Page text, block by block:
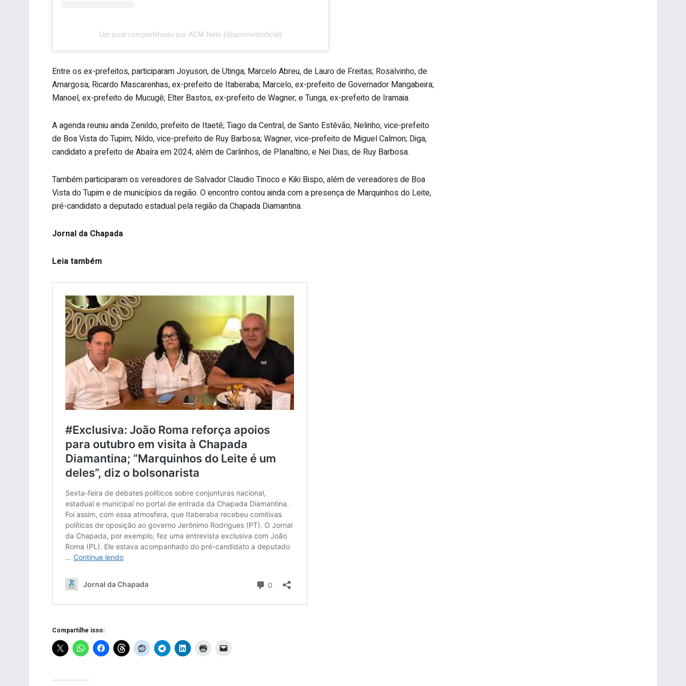
Um post compartilhado por ACM Neto (@acmnetooficial)
Entre os ex-prefeitos, participaram Joyuson, de Utinga; Marcelo Abreu, de Lauro de Freitas; Rosalvinho, de
Amargosa; Ricardo Mascarenhas, ex-prefeito de Itaberaba; Marcelo, ex-prefeito de Governador Mangabeira;
Manoel, ex-prefeito de Mucugê; Elter Bastos, ex-prefeito de Wagner; e Tunga, ex-prefeito de Iramaia.
A agenda reuniu ainda Zenildo, prefeito de Itaetê; Tiago da Central, de Santo Estêvão; Nelinho, vice-prefeito
de Boa Vista do Tupim; Nildo, vice-prefeito de Ruy Barbosa; Wagner, vice-prefeito de Miguel Calmon; Diga,
candidato a prefeito de Abaíra em 2024; além de Carlinhos, de Planaltino, e Nei Dias, de Ruy Barbosa.
Também participaram os vereadores de Salvador Claudio Tinoco e Kiki Bispo, além de vereadores de Boa
Vista do Tupim e de municípios da região. O encontro contou ainda com a presença de Marquinhos do Leite,
pré-candidato a deputado estadual pela região da Chapada Diamantina.
Jornal da Chapada
Leia também
Compartilhe isso: